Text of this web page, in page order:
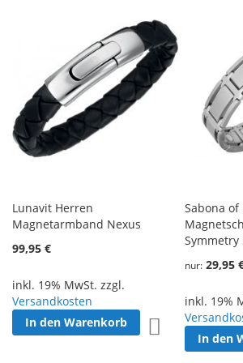
Lunavit Herren
Magnetarmband Nexus
99,95 €
inkl. 19% MwSt. zzgl.
Versandkosten
In den Warenkorb
Zur
Sabona of
Symmetry
nur 29,95
inkl. 19%
In den